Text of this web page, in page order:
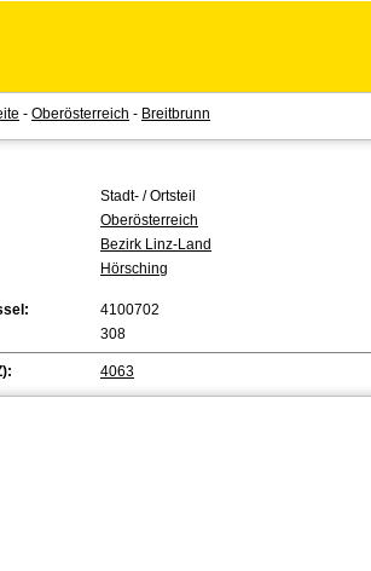
- Oberösterreich - Breitbrunn
Stadt- / Ortsteil
Oberösterreich
Bezirk Linz-Land
Hörsching
4100702
308
4063